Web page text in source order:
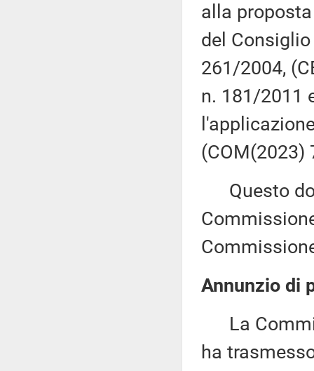
alla
del
261/2004,
n. 181/2011
(COM(2023)
Questo
Annunzio di
La
ha